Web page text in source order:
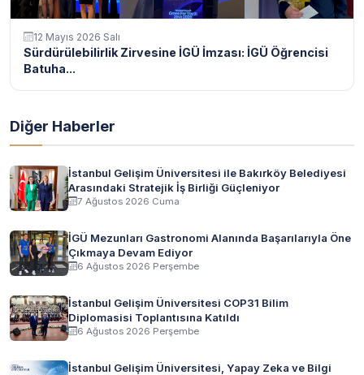
12 Mayıs 2026 Salı
Sürdürülebilirlik Zirvesine İGÜ İmzası: İGÜ Öğrencisi
Batuha...
Diğer Haberler
İstanbul Gelişim Üniversitesi ile Bakırköy Belediyesi
Arasındaki Stratejik İş Birliği Güçleniyor
7 Ağustos 2026 Cuma
İGÜ Mezunları Gastronomi Alanında Başarılarıyla Öne
Çıkmaya Devam Ediyor
6 Ağustos 2026 Perşembe
İstanbul Gelişim Üniversitesi COP31 Bilim
Diplomasisi Toplantısına Katıldı
6 Ağustos 2026 Perşembe
İstanbul Gelişim Üniversitesi, Yapay Zeka ve Bilgi